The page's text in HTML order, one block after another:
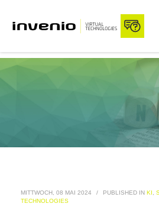
MITTWOCH, 08 MAI 2024 / PUBLISHED IN KI
TECHNOLOGIES